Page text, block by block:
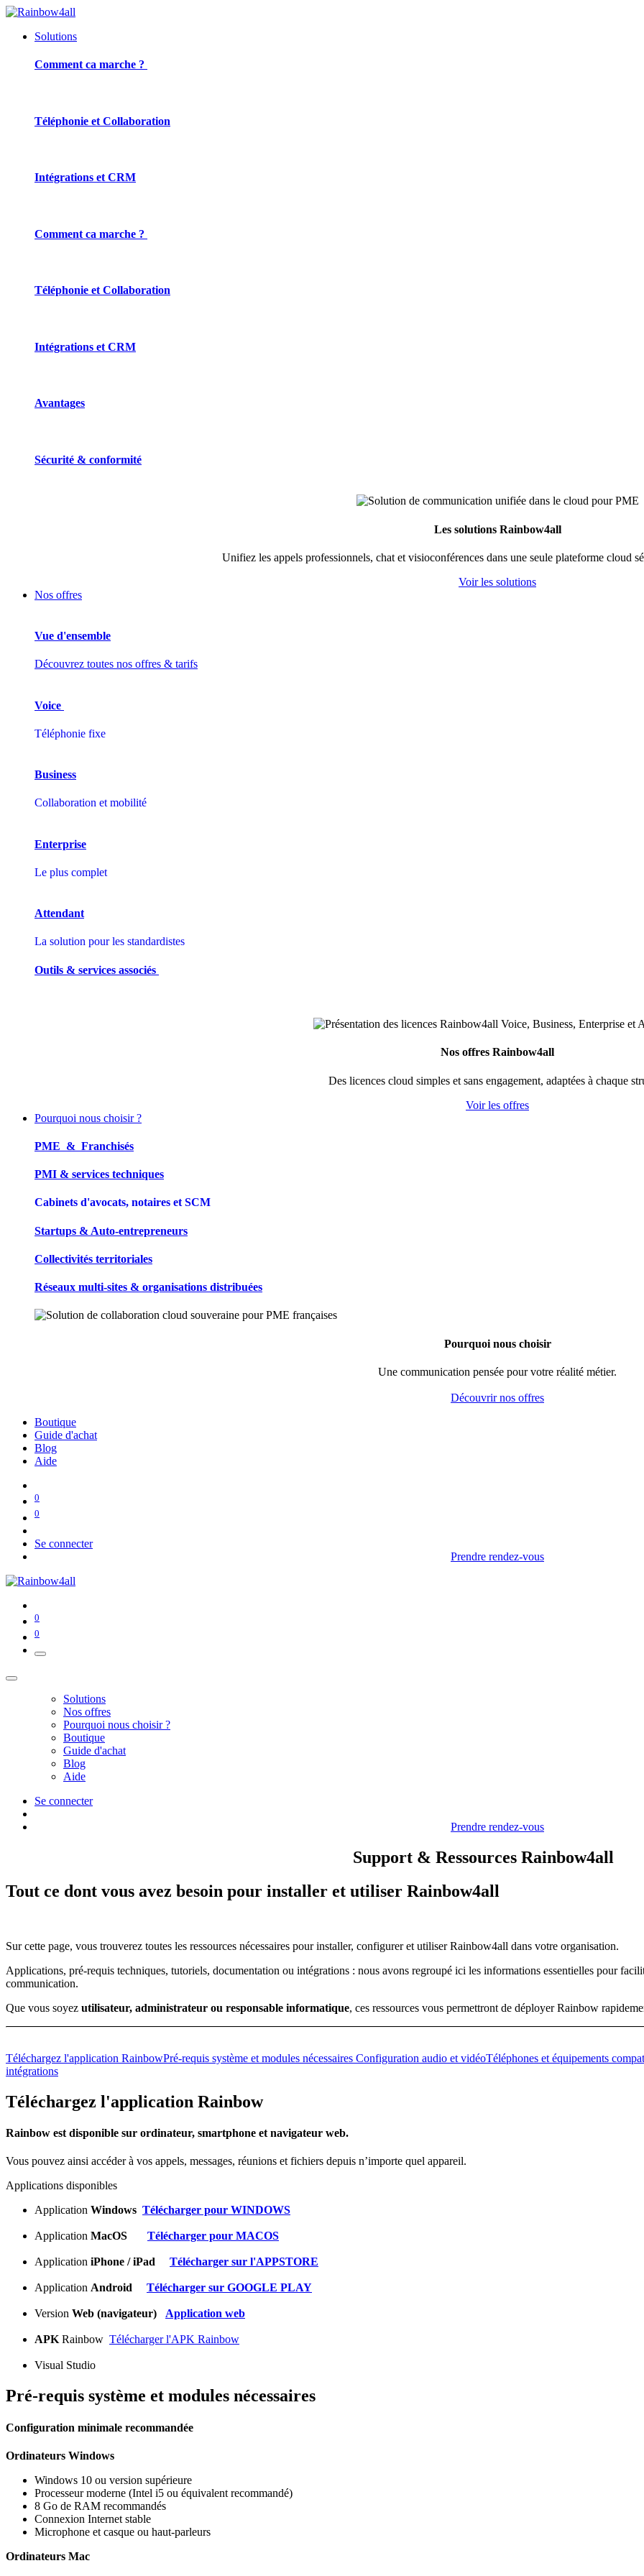
Solutions
Comment ca marche ?
Téléphonie et Collaboration
Intégrations et CRM
Comment ca marche ?
Téléphonie et Collaboration
Intégrations et CRM
Avantages
Sécurité & conformité
Les solutions Rainbow4all
Unifiez les appels professionnels, chat et visioconférences dans une seule plateforme cloud
Voir les solutions
Nos offres
Vue d'ensemble
Découvrez toutes nos offres & tarifs
Voice
Téléphonie fixe
Business
Collaboration et mobilité
Enterprise
Le plus complet
Attendant
La solution pour les standardistes
Outils & services associés
Nos offres Rainbow4all
Des licences cloud simples et sans engagement, adaptées à chaque
Voir les offres
Pourquoi nous choisir ?
PME & Franchisés
PMI & services techniques
Cabinets d'avocats, notaires et SCM
Startups & Auto-entrepreneurs
Collectivités territoriales
Réseaux multi-sites & organisations distribuées
Pourquoi nous choisir
Une communication pensée pour votre réalité métier.
Découvrir nos offres
Boutique
Guide d'achat
Blog
Aide
0
0
Se connecter
Prendre rendez-vous
0
0
Solutions
Nos offres
Pourquoi nous choisir ?
Boutique
Guide d'achat
Blog
Aide
Se connecter
Prendre rendez-vous
Support & Ressources Rainbow4all
Tout ce dont vous avez besoin pour installer et utiliser Rainbow4all
Sur cette page, vous trouverez toutes les ressources nécessaires pour installer, configurer et utiliser Rainbow4all dans votre organisation.
Applications, pré-requis techniques, tutoriels, documentation ou intégrations : nous avons regroupé ici les informations essentielles pour
communication.
Que vous soyez utilisateur, administrateur ou responsable informatique, ces ressources vous permettront de déployer Rainbow
Téléchargez l'application RainbowPré-requis système et modules nécessaires Configuration audio et vidéoTéléphones et équipements
intégrations
Téléchargez l'application Rainbow
Rainbow est disponible sur ordinateur, smartphone et navigateur web.
Vous pouvez ainsi accéder à vos appels, messages, réunions et fichiers depuis n’importe quel appareil.
Applications disponibles
Application Windows Télécharger pour WINDOWS
Application MacOS Télécharger pour MACOS
Application iPhone / iPad Télécharger sur l'APPSTORE
Application Android Télécharger sur GOOGLE PLAY
Version Web (navigateur) Application web
APK Rainbow Télécharger l'APK Rainbow
Visual Studio
Pré-requis système et modules nécessaires
Configuration minimale recommandée
Ordinateurs Windows
Windows 10 ou version supérieure
Processeur moderne (Intel i5 ou équivalent recommandé)
8 Go de RAM recommandés
Connexion Internet stable
Microphone et casque ou haut-parleurs
Ordinateurs Mac